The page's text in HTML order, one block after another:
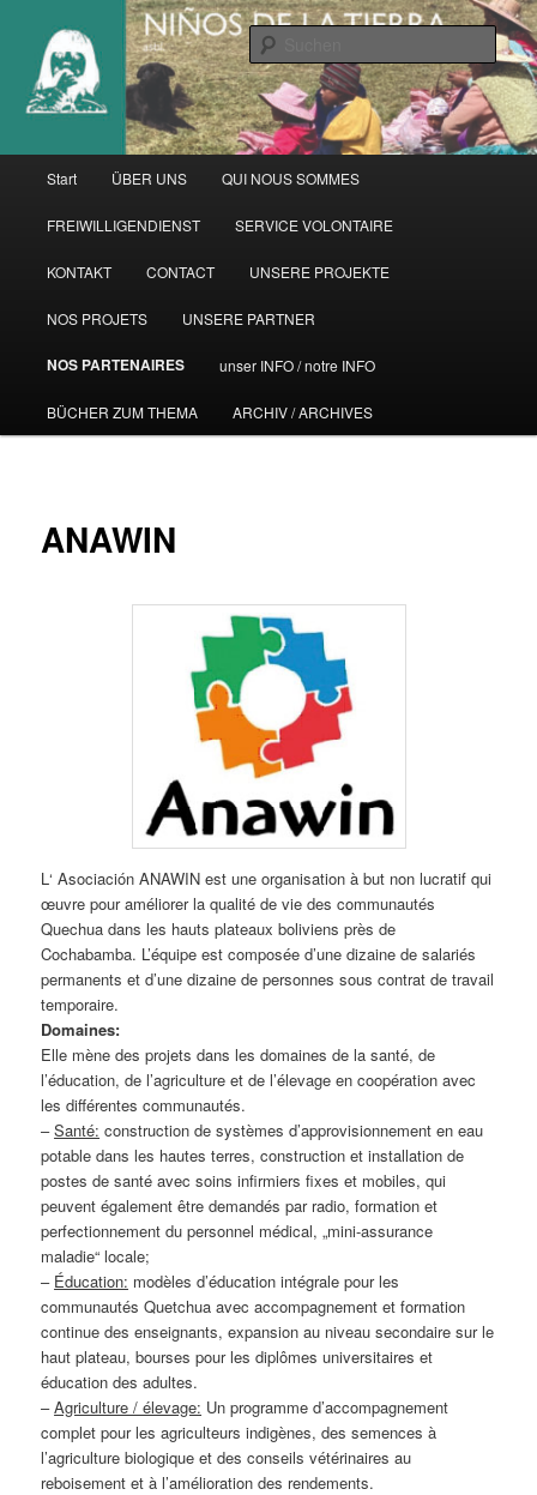
primären
Inhalt
springen
Start ÜBER UNS QUI NOUS SOMMES
FREIWILLIGENDIENST SERVICE VOLONTAIRE
KONTAKT CONTACT UNSERE PROJEKTE
NOS PROJETS UNSERE PARTNER
NOS PARTENAIRES unser INFO / notre INFO
BÜCHER ZUM THEMA ARCHIV / ARCHIVES
ANAWIN
L‘ Asociación ANAWIN est une organisation à but non lucratif qui
œuvre pour améliorer la qualité de vie des communautés
Quechua dans les hauts plateaux boliviens près de
Cochabamba. L’équipe est composée d’une dizaine de salariés
permanents et d’une dizaine de personnes sous contrat de travail
temporaire.
Domaines:
Elle mène des projets dans les domaines de la santé, de
l’éducation, de l’agriculture et de l’élevage en coopération avec
les différentes communautés.
–Santé: construction de systèmes d’approvisionnement en eau
potable dans les hautes terres, construction et installation de
postes de santé avec soins infirmiers fixes et mobiles, qui
peuvent également être demandés par radio, formation et
perfectionnement du personnel médical, „mini-assurance
maladie“ locale;
– Éducation: modèles d’éducation intégrale pour les
communautés Quetchua avec accompagnement et formation
continue des enseignants, expansion au niveau secondaire sur le
haut plateau, bourses pour les diplômes universitaires et
éducation des adultes.
–Agriculture / élevage: Un programme d’accompagnement
complet pour les agriculteurs indigènes, des semences à
l’agriculture biologique et des conseils vétérinaires au
reboisement et à l’amélioration des rendements.